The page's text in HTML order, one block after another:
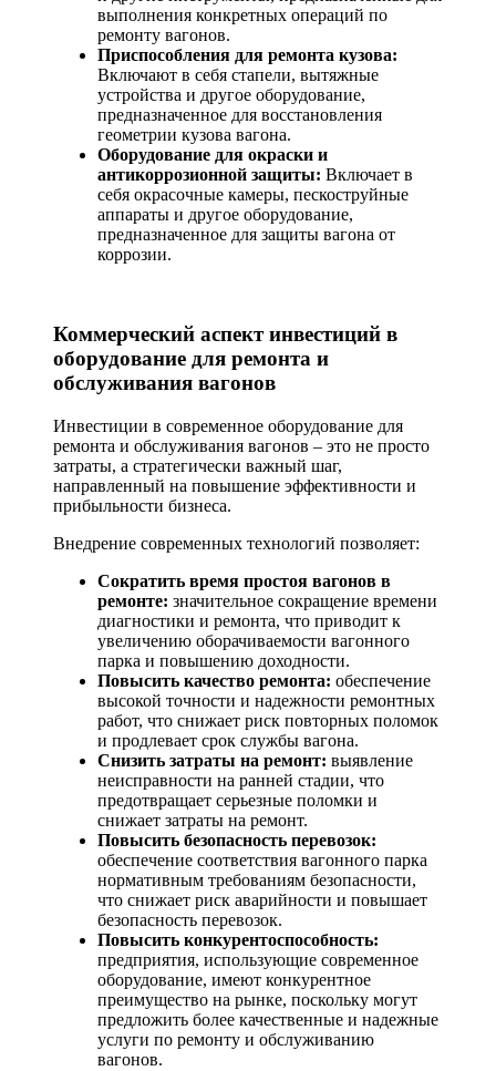
выполнения конкретных операций по
ремонту вагонов.
Приспособления для ремонта кузова:
Включают в себя стапели, вытяжные
устройства и другое оборудование,
предназначенное для восстановления
геометрии кузова вагона.
Оборудование для окраски и
антикоррозионной защиты: Включает в
себя окрасочные камеры, пескоструйные
аппараты и другое оборудование,
предназначенное для защиты вагона от
коррозии.
Коммерческий аспект инвестиций в
оборудование для ремонта и
обслуживания вагонов
Инвестиции в современное оборудование для
ремонта и обслуживания вагонов – это не просто
затраты, а стратегически важный шаг,
направленный на повышение эффективности и
прибыльности бизнеса.
Внедрение современных технологий позволяет:
Сократить время простоя вагонов в
ремонте: значительное сокращение времени
диагностики и ремонта, что приводит к
увеличению оборачиваемости вагонного
парка и повышению доходности.
Повысить качество ремонта: обеспечение
высокой точности и надежности ремонтных
работ, что снижает риск повторных поломок
и продлевает срок службы вагона.
Снизить затраты на ремонт: выявление
неисправности на ранней стадии, что
предотвращает серьезные поломки и
снижает затраты на ремонт.
Повысить безопасность перевозок:
обеспечение соответствия вагонного парка
нормативным требованиям безопасности,
что снижает риск аварийности и повышает
безопасность перевозок.
Повысить конкурентоспособность:
предприятия, использующие современное
оборудование, имеют конкурентное
преимущество на рынке, поскольку могут
предложить более качественные и надежные
услуги по ремонту и обслуживанию
вагонов.